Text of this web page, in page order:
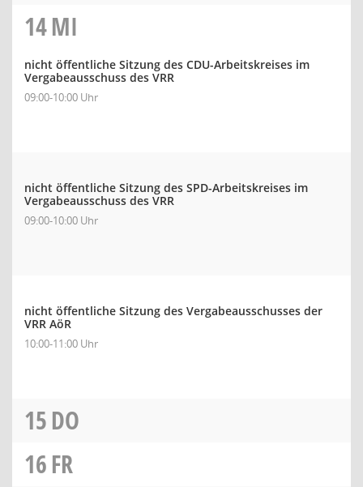
14MI
nicht öffentliche Sitzung des CDU-Arbeitskreises im
Vergabeausschuss des VRR
09:00-10:00 Uhr
nicht öffentliche Sitzung des SPD-Arbeitskreises im
Vergabeausschuss des VRR
09:00-10:00 Uhr
nicht öffentliche Sitzung des Vergabeausschusses der
VRR AöR
10:00-11:00 Uhr
15DO
16FR